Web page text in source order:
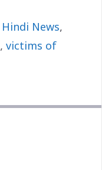
Hindi News,
, victims of